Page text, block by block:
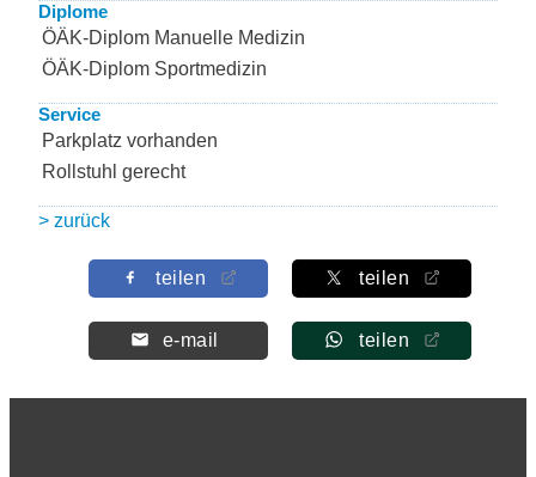
Diplome
ÖÄK-Diplom Manuelle Medizin
ÖÄK-Diplom Sportmedizin
Service
Parkplatz vorhanden
Rollstuhl gerecht
> zurück
teilen teilen
e-mail teilen